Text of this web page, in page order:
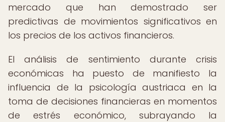
mercado que han demostrado ser
predictivas de movimientos significativos en
los precios de los activos financieros.
El análisis de sentimiento durante crisis
económicas ha puesto de manifiesto la
influencia de la psicología austriaca en la
toma de decisiones financieras en momentos
de estrés económico, subrayando la